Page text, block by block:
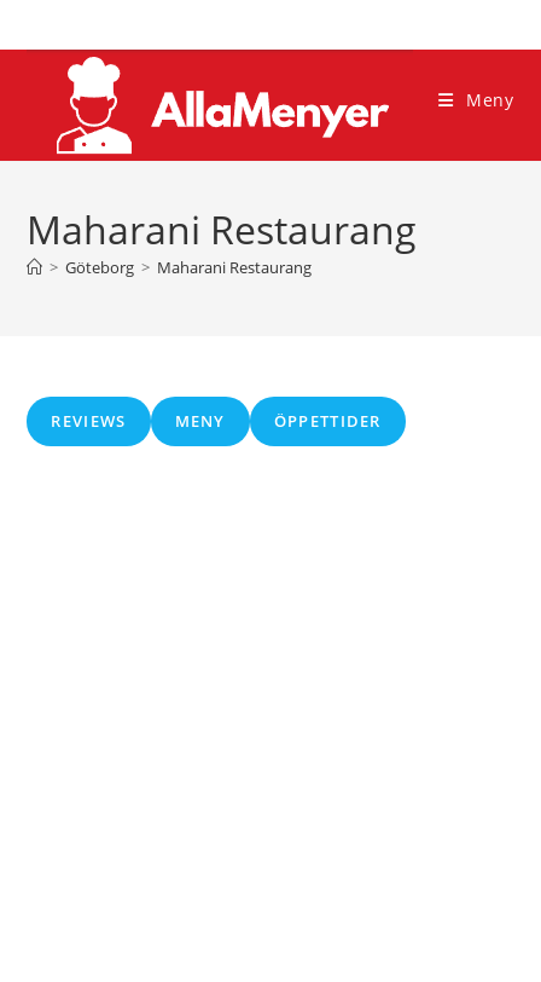
till
innehållet
Meny
Maharani Restaurang
> Göteborg > Maharani Restaurang
REVIEWS MENY ÖPPETTIDER